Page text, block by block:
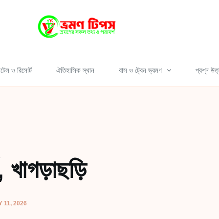
ও রিসোর্ট ঐতিহাসিক স্থান বাস ও ট্রেন ভ্রমণ প্রশ্ন
খাগড়াছড়ি
11, 2026